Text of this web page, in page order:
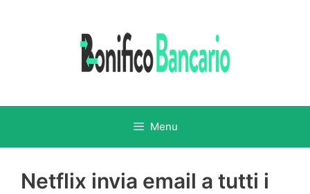
Menu
Netflix invia email a tutti i